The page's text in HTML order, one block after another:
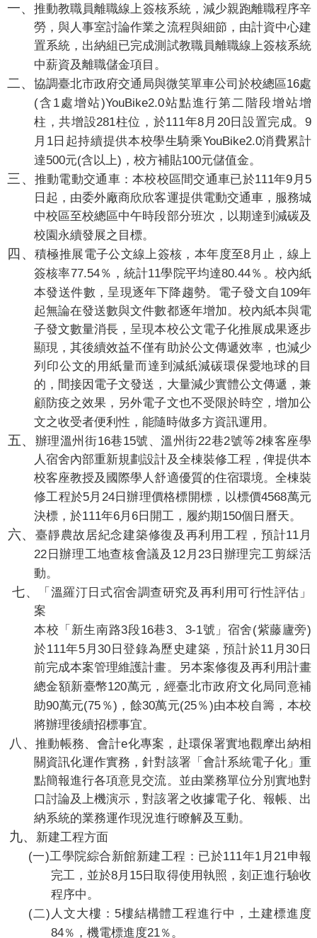
一、推動教職員離職線上簽核系統，減少親跑離職程序辛
勞，與人事室討論作業之流程與細節，由計資中心建
置系統，出納組已完成測試教職員離職線上簽核系統
中薪資及離職儲金項目。
二、 協調臺北市政府交通局與微笑單車公司於校總區16處
(含 1處增站)YouBike2.0站點進行第二階段增站增
柱，共增設281柱位，於111年8 月 20日設置完成。9
月 1日起持續提供本校學生騎乘YouBike2.0消費累計
達500元(含以上) ，校方補貼100元儲值金。
三、 推動電動交通車：本校校區間交通車已於111年9 月 5
日起，由委外廠商欣欣客運提供電動交通車，服務城
中校區至校總區中午時段部分班次，以期達到減碳及
校園永續發展之目標。
四、積極推展電子公文線上簽核，本年度至8 月止，線上
簽核率77.54％，統計11學院平均達80.44％。校內紙
本發送件數，呈現逐年下降趨勢。電子發文自 109年
起無論在發送數與文件數都逐年增加。校內紙本與電
子發文數量消長，呈現本校公文電子化推展成果逐步
顯現，其後續效益不僅有助於公文傳遞效率，也減少
列印公文的用紙量而達到減紙減碳環保愛地球的目
的，間接因電子文發送，大量減少實體公文傳遞，兼
顧防疫之效果，另外電子文也不受限於時空，增加公
文之收受者便利性，能隨時做多方資訊運用。
五、 辦理溫州街16巷15號、溫州街22巷2號等2棟客座學
人宿舍內部重新規劃設計及全棟裝修工程，俾提供本
校客座教授及國際學人舒適優質的住宿環境。全棟裝
修工程於5月 24日辦理價格標開標，以標價4568萬元
決標，於111年6月6 日開工，履約期150個日曆天。
六、臺靜農故居紀念建築修復及再利用工程，預計11 月
22 日辦理工地查核會議及 12月23 日辦理完工剪綵活
動。
七、
「溫羅汀日式宿舍調查研究及再利用可行性評估」
案
本校「新生南路3段16巷3、 3-1號」宿舍(紫藤廬旁)
於111年5月30 日登錄為歷史建築，預計於11 月30 日
前完成本案管理維護計畫。另本案修復及再利用計畫
總金額新臺幣120萬元，經臺北市政府文化局同意補
助90萬元(75 ％) ，餘30萬元(25％)由本校自籌，本校
將辦理後續招標事宜。
八 、 推動帳務、會計e化專案，赴環保署實地觀摩出納相
關資訊化運作實務，針對該署「會計系統電子化」重
點簡報進行各項意見交流。並由業務單位分別實地對
口討論及上機演示，對該署之收據電子化、報帳、出
納系統的業務運作現況進行瞭解及互動。
九、 新建工程方面
(一)工學院綜合新館新建工程：已於111年1 月21申報
完工，並於8月 15 日取得使用執照，刻正進行驗收
程序中。
(二) 人文大樓： 5樓結構體工程進行中，土建標進度
84％ ，機電標進度21％。